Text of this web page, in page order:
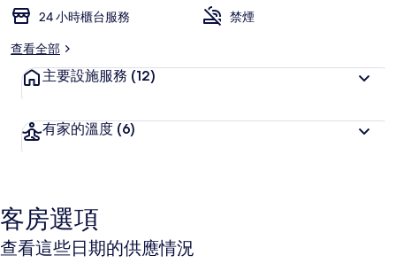
24 小時櫃台服務
禁煙
查看全部
主要設施服務 (12)
有家的溫度 (6)
客房選項
查看這些日期的供應情況